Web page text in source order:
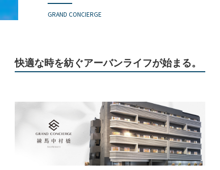
GRAND CONCIERGE
快適な時を紡ぐアーバンライフが始まる。